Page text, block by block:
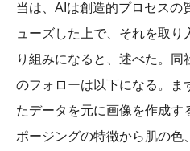
当は、AIは創造的プロセスの
ューズした上で、それを取
り組みになると、述べた。
のフォローは以下になる。ま
たデータを元に画像を作成す
ポージングの特徴から肌の色